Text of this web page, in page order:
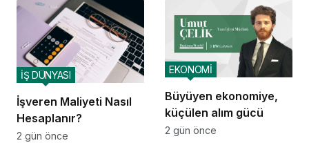
İşveren Maliyeti Nasıl
Hesaplanır?
İŞ DÜNYASI
2 gün önce
Büyüyen ekonomiye,
küçülen alım gücü
EKONOMİ
2 gün önce